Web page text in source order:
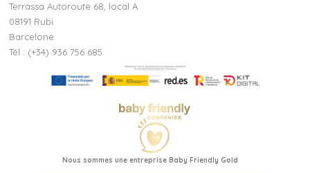
Terrassa Autoroute 68, local A
08191 Rubi
Barcelone
Tél : (+34) 936 756 685
Nous sommes une entreprise Baby Friendly Gold